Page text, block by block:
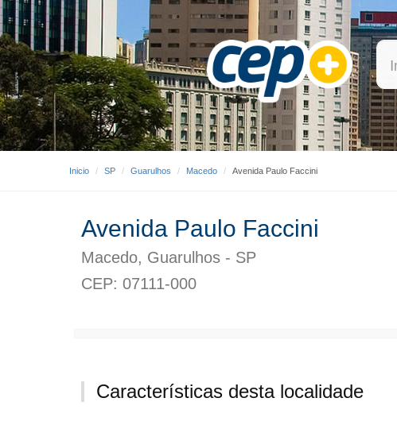
Inicio SP Guarulhos Macedo Avenida Paulo Faccini
Avenida Paulo Faccini
Macedo, Guarulhos - SP
CEP: 07111-000
Características desta localidade